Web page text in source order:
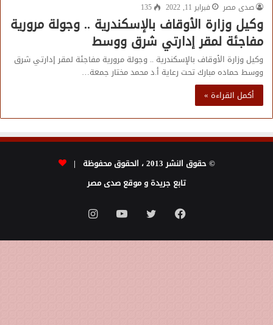
صدى مصر
فبراير 11, 2022 135
وكيل وزارة الأوقاف بالإسكندرية .. وجولة مرورية
مفاجئة لمقر إدارتي شرق ووسط
وكيل وزارة الأوقاف بالإسكندرية .. وجولة مرورية مفاجئة لمقر إدارتي شرق
ووسط حماده مبارك تحت رعاية أ.د محمد مختار جمعة…
أكمل القراءة »
© حقوق النشر 2013 ، الحقوق محفوظة |
تابع جريدة و موقع صدى مصر
فيسبوك تويتر يوتيوبانستقرام